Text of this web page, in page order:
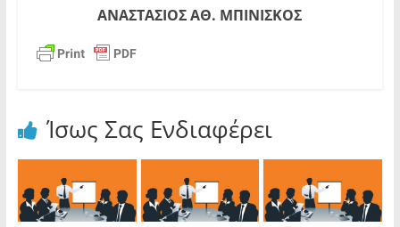
ΑΝΑΣΤΑΣΙΟΣ ΑΘ. ΜΠΙΝΙΣΚΟΣ
Ίσως Σας Ενδιαφέρει